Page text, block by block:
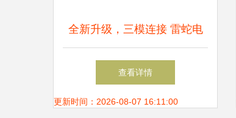
全新升级，三模连接 雷蛇电
竞外设套装开箱体验
查看详情
更新时间：2026-08-07 16:11:00